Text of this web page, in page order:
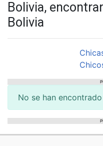
Bolivia,
Bolivia
No se han